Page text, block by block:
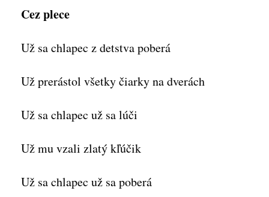
Cez plece
Už sa chlapec z detstva poberá
Už prerástol všetky čiarky na dverách
Už sa chlapec už sa lúči
Už mu vzali zlatý kľúčik
Už sa chlapec už sa poberá